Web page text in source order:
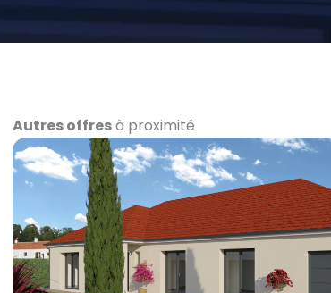
Autres offresà proximité